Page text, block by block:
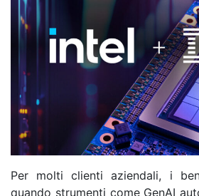
Per molti clienti aziendali, i
quando strumenti come GenAI